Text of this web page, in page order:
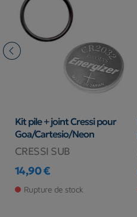
Kit pile + joint Cressi pour
Goa/Cartesio/Neon
CRESSI SUB
Prix
14,90 €
Rupture de stock